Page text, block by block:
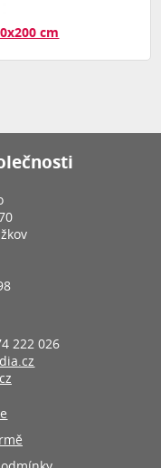
cm
222 026